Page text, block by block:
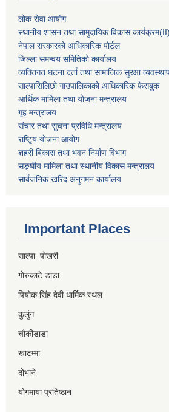
लोक सेवा आयोग
स्थानीय शासन तथा सामुदायिक विकास कार्यक्रम(II)
नेपाल सरकारको आधिकारिक पोर्टल
जिल्ला समन्वय समितिको कार्यालय
व्यक्तिगत घटना दर्ता तथा सामाजिक सुरक्षा
साल्पासिलिछो गाउपालिकाको आधिकारिक फेसबुक
आर्थिक मामिला तथा योजना मन्त्रालय
गृह मन्त्रालय
संचार तथा सुचना प्रविधि मन्त्रालय
राष्टि्ृय योजना आयोग
शहरी बिकास तथा भवन निर्माण विभाग
सङ्घीय मामिला तथा स्थानीय विकास मन्त्रालय
सार्बजनिक खरिद अनुगमन कार्यालय
Important Places
साल्पा पोखरी
गोरुकाटे डाडा
पियोक सिंह देवी धार्मिक स्थल
कुलुंग
चौकीडाडा
खाटम्मा
दोभाने
योगमाया प्रतिष्ठान